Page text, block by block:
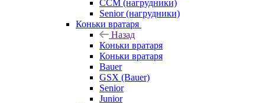
CCM (нагрудники)
Senior (нагрудники)
Коньки вратаря
Назад
Коньки вратаря
Коньки вратаря
Bauer
GSX (Bauer)
Senior
Junior